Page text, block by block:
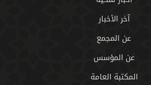
آخر الأخبار
عن المجمع
عن المؤسس
المكتبة العامة